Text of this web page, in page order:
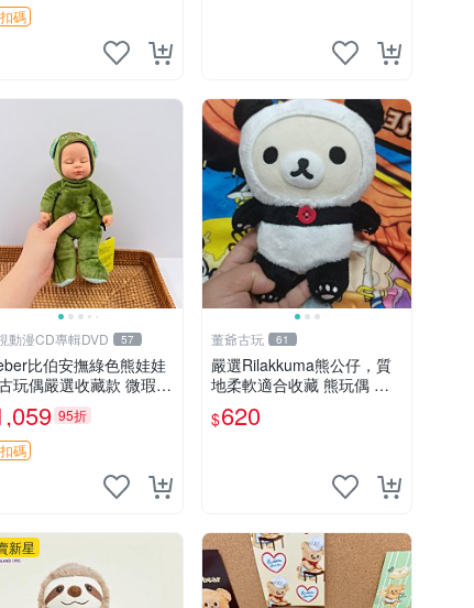
碼
動漫CD專輯DVD 57
比伯安撫綠色熊娃娃
玩偶嚴選收藏款 微瑕輕
使用 Bieber綠熊娃娃 中
偶 微瑕95折
碼
董爺古玩 61
嚴選Rilakkuma熊公仔，質
地柔軟適合收藏 熊玩偶 柔
軟 公仔 收藏
$620
新星